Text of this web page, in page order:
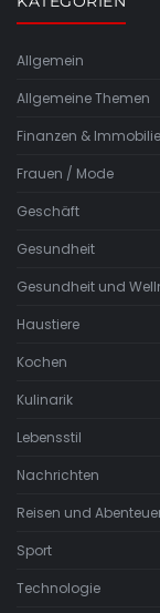
Allgemein
Allgemeine Themen
Finanzen &
Frauen / Mode
Geschäft
Gesundheit
Gesundheit und
Haustiere
Kochen
Kulinarik
Lebensstil
Nachrichten
Reisen und
Sport
Technologie